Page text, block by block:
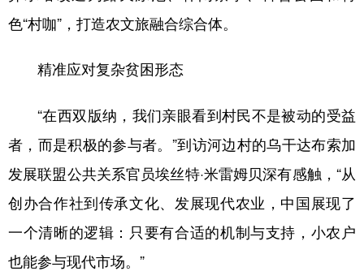
色“村咖”，打造农文旅融合综合体。
精准应对复杂贫困形态
“在西双版纳，我们亲眼看到村民不是被动的受益
者，而是积极的参与者。”到访河边村的乌干达布索加
发展联盟公共关系官员埃丝特·米雷姆贝深有感触，“从
创办合作社到传承文化、发展现代农业，中国展现了
一个清晰的逻辑：只要有合适的机制与支持，小农户
也能参与现代市场。”